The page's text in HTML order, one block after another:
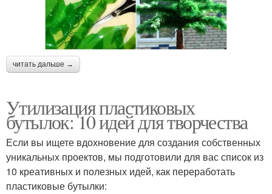
читать дальше →
Утилизация пластиковых
бутылок: 10 идей для творчества
Если вы ищете вдохновение для создания собственных
уникальных проектов, мы подготовили для вас список из
10 креативных и полезных идей, как переработать
пластиковые бутылки: